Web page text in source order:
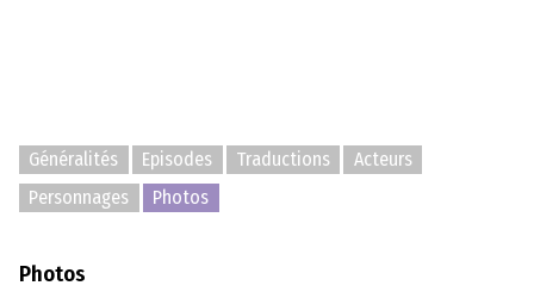
Généralités Episodes Traductions
Acteurs
Personnages
Photos
Photos